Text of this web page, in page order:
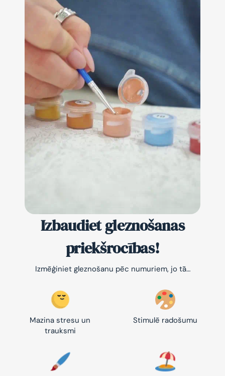
Izbaudiet gleznošanas
priekšrocības!
Izmēģiniet gleznošanu pēc numuriem, jo tā…
Mazina stresu un
trauksmi
Stimulē radošumu